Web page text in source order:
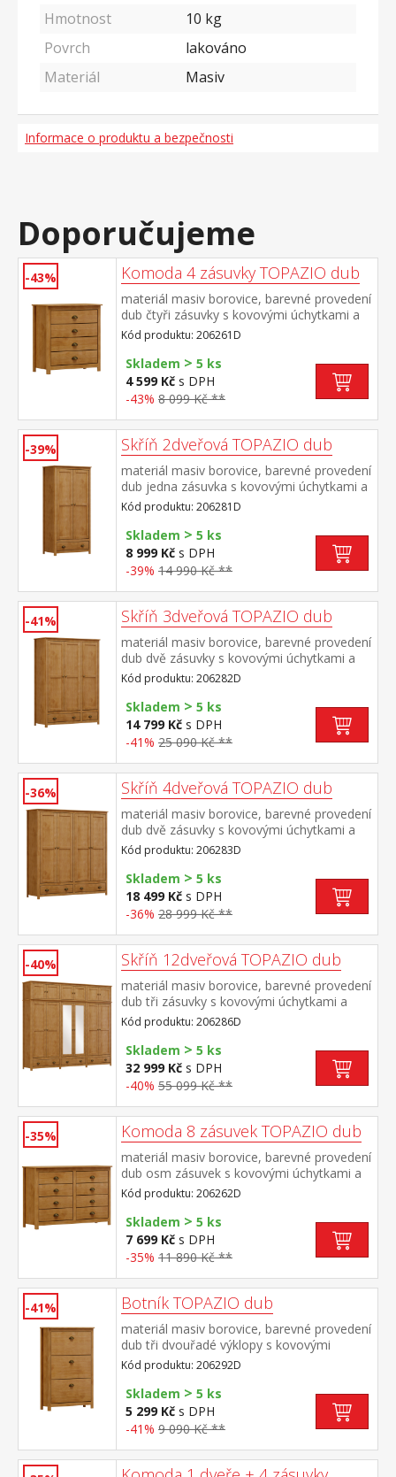
Hmotnost
10 kg
Povrch
lakováno
Materiál
Masiv
Informace o produktu a bezpečnosti
Doporučujeme
-43% Komoda 4 zásuvky TOPAZIO dub
materiál masiv borovice, barevné provedení
dub čtyři zásuvky s kovovými úchytkami a
pojezdy
Kód produktu: 206261D
Skladem > 5 ks
4 599 Kč s DPH
-43% 8 099 Kč **
-39% Skříň 2dveřová TOPAZIO dub
materiál masiv borovice, barevné provedení
dub jedna zásuvka s kovovými úchytkami a
pojezdy jedna police a kovová šatní tyč dvě
volitelné police
Kód produktu: 206281D
Skladem > 5 ks
8 999 Kč s DPH
-39% 14 990 Kč **
-41% Skříň 3dveřová TOPAZIO dub
materiál masiv borovice, barevné provedení
dub dvě zásuvky s kovovými úchytkami a
pojezdy v levé části 3 police, v pravé části 1
police a kovová šatní tyč
Kód produktu: 206282D
Skladem > 5 ks
14 799 Kč s DPH
-41% 25 090 Kč **
-36% Skříň 4dveřová TOPAZIO dub
materiál masiv borovice, barevné provedení
dub dvě zásuvky s kovovými úchytkami a
pojezdy v levé části 3 police, v pravé části 1
police a kovová šatní tyč
Kód produktu: 206283D
Skladem > 5 ks
18 499 Kč s DPH
-36% 28 999 Kč **
-40% Skříň 12dveřová TOPAZIO dub
materiál masiv borovice, barevné provedení
dub tři zásuvky s kovovými úchytkami a
pojezdy v levé a pravé části 1 police a
kovová šatní tyč, ve střední části 3 police,
na dvou středních dveřích je
zrcadlo nástavec je součástí dodávky
Kód produktu: 206286D
Skladem > 5 ks
32 999 Kč s DPH
-40% 55 099 Kč **
-35% Komoda 8 zásuvek TOPAZIO dub
materiál masiv borovice, barevné provedení
dub osm zásuvek s kovovými úchytkami a
pojezdy rozměr zásuvky (š/h/v) 49,5 × 33,5
× 9 cm
Kód produktu: 206262D
Skladem > 5 ks
7 699 Kč s DPH
-35% 11 890 Kč **
-41% Botník TOPAZIO dub
materiál masiv borovice, barevné provedení
dub tři dvouřadé výklopy s kovovými
úchytkam
Kód produktu: 206292D
Skladem > 5 ks
5 299 Kč s DPH
-41% 9 090 Kč **